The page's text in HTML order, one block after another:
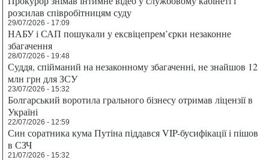
розсилав співробітницям суду
29/07/2026 - 17:09
НАБУ і САП пошукали у ексвіцепрем’єрки незаконне
збагачення
28/07/2026 - 19:48
Суддя, спійманий на незаконному збагаченні, не знайшов 12
млн грн для ЗСУ
23/07/2026 - 15:32
Болгарський воротила грального бізнесу отримав ліцензії в
Україні
22/07/2026 - 12:59
Син соратника кума Путіна піддався VIP-бусифікації і пішов
в СЗЧ
21/07/2026 - 15:32